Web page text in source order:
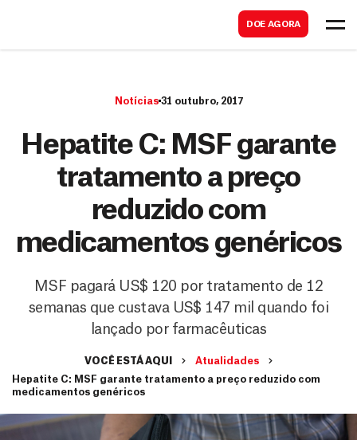
DOE AGORA
Notícias 31 outubro, 2017
Hepatite C: MSF garante
tratamento a preço
reduzido com
medicamentos genéricos
MSF pagará US$ 120 por tratamento de 12
semanas que custava US$ 147 mil quando foi
lançado por farmacêuticas
VOCÊ ESTÁ AQUI
Atualidades
Hepatite C: MSF garante tratamento a preço reduzido com
medicamentos genéricos
a
r